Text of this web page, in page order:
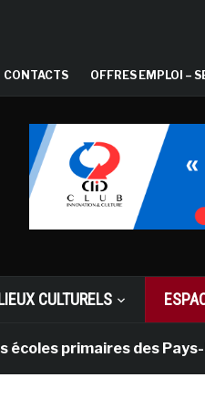
CONTACTS OFFRES EMPLOI –
CULTURELS
des Pays-bas